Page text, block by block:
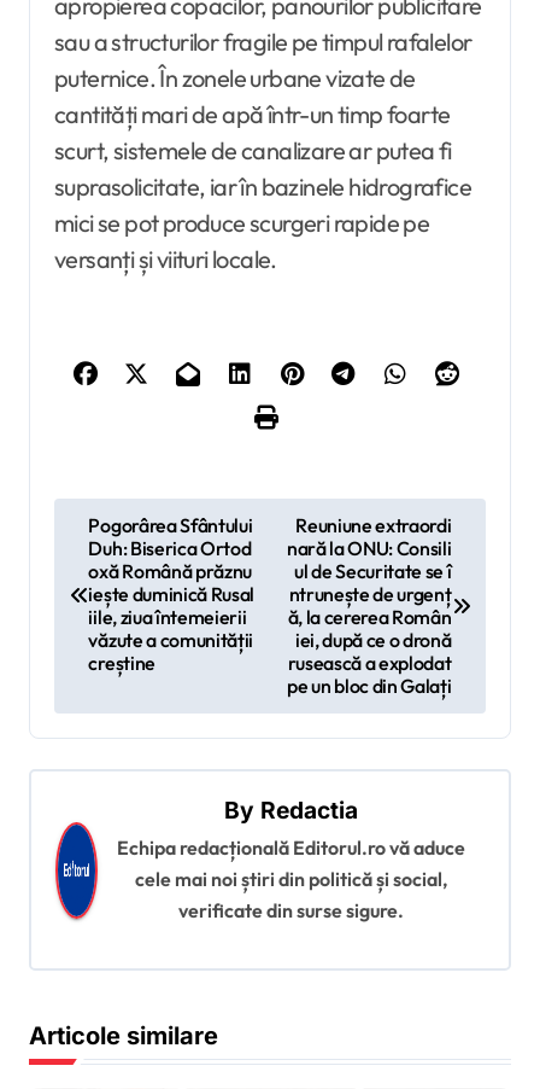
sau a structurilor fragile pe timpul rafalelor
puternice. În zonele urbane vizate de
cantități mari de apă într-un timp foarte
scurt, sistemele de canalizare ar putea fi
suprasolicitate, iar în bazinele hidrografice
mici se pot produce scurgeri rapide pe
versanți și viituri locale.
a
î
n
a
i
c
Pogorârea Sfântului
Duh: Biserica Ortod
oxă Română prăznu
iește duminică Rusal
iile, ziua întemeierii
văzute a comunității
creștine
Reuniune extraordi
nară la ONU: Consili
ul de Securitate se î
ntrunește de urgenț
ă, la cererea Român
iei, după ce o dronă
rusească a explodat
pe un bloc din Galați
By Redactia
Echipa redacțională Editorul.ro vă aduce
cele mai noi știri din politică și social,
verificate din surse sigure.
Articole similare